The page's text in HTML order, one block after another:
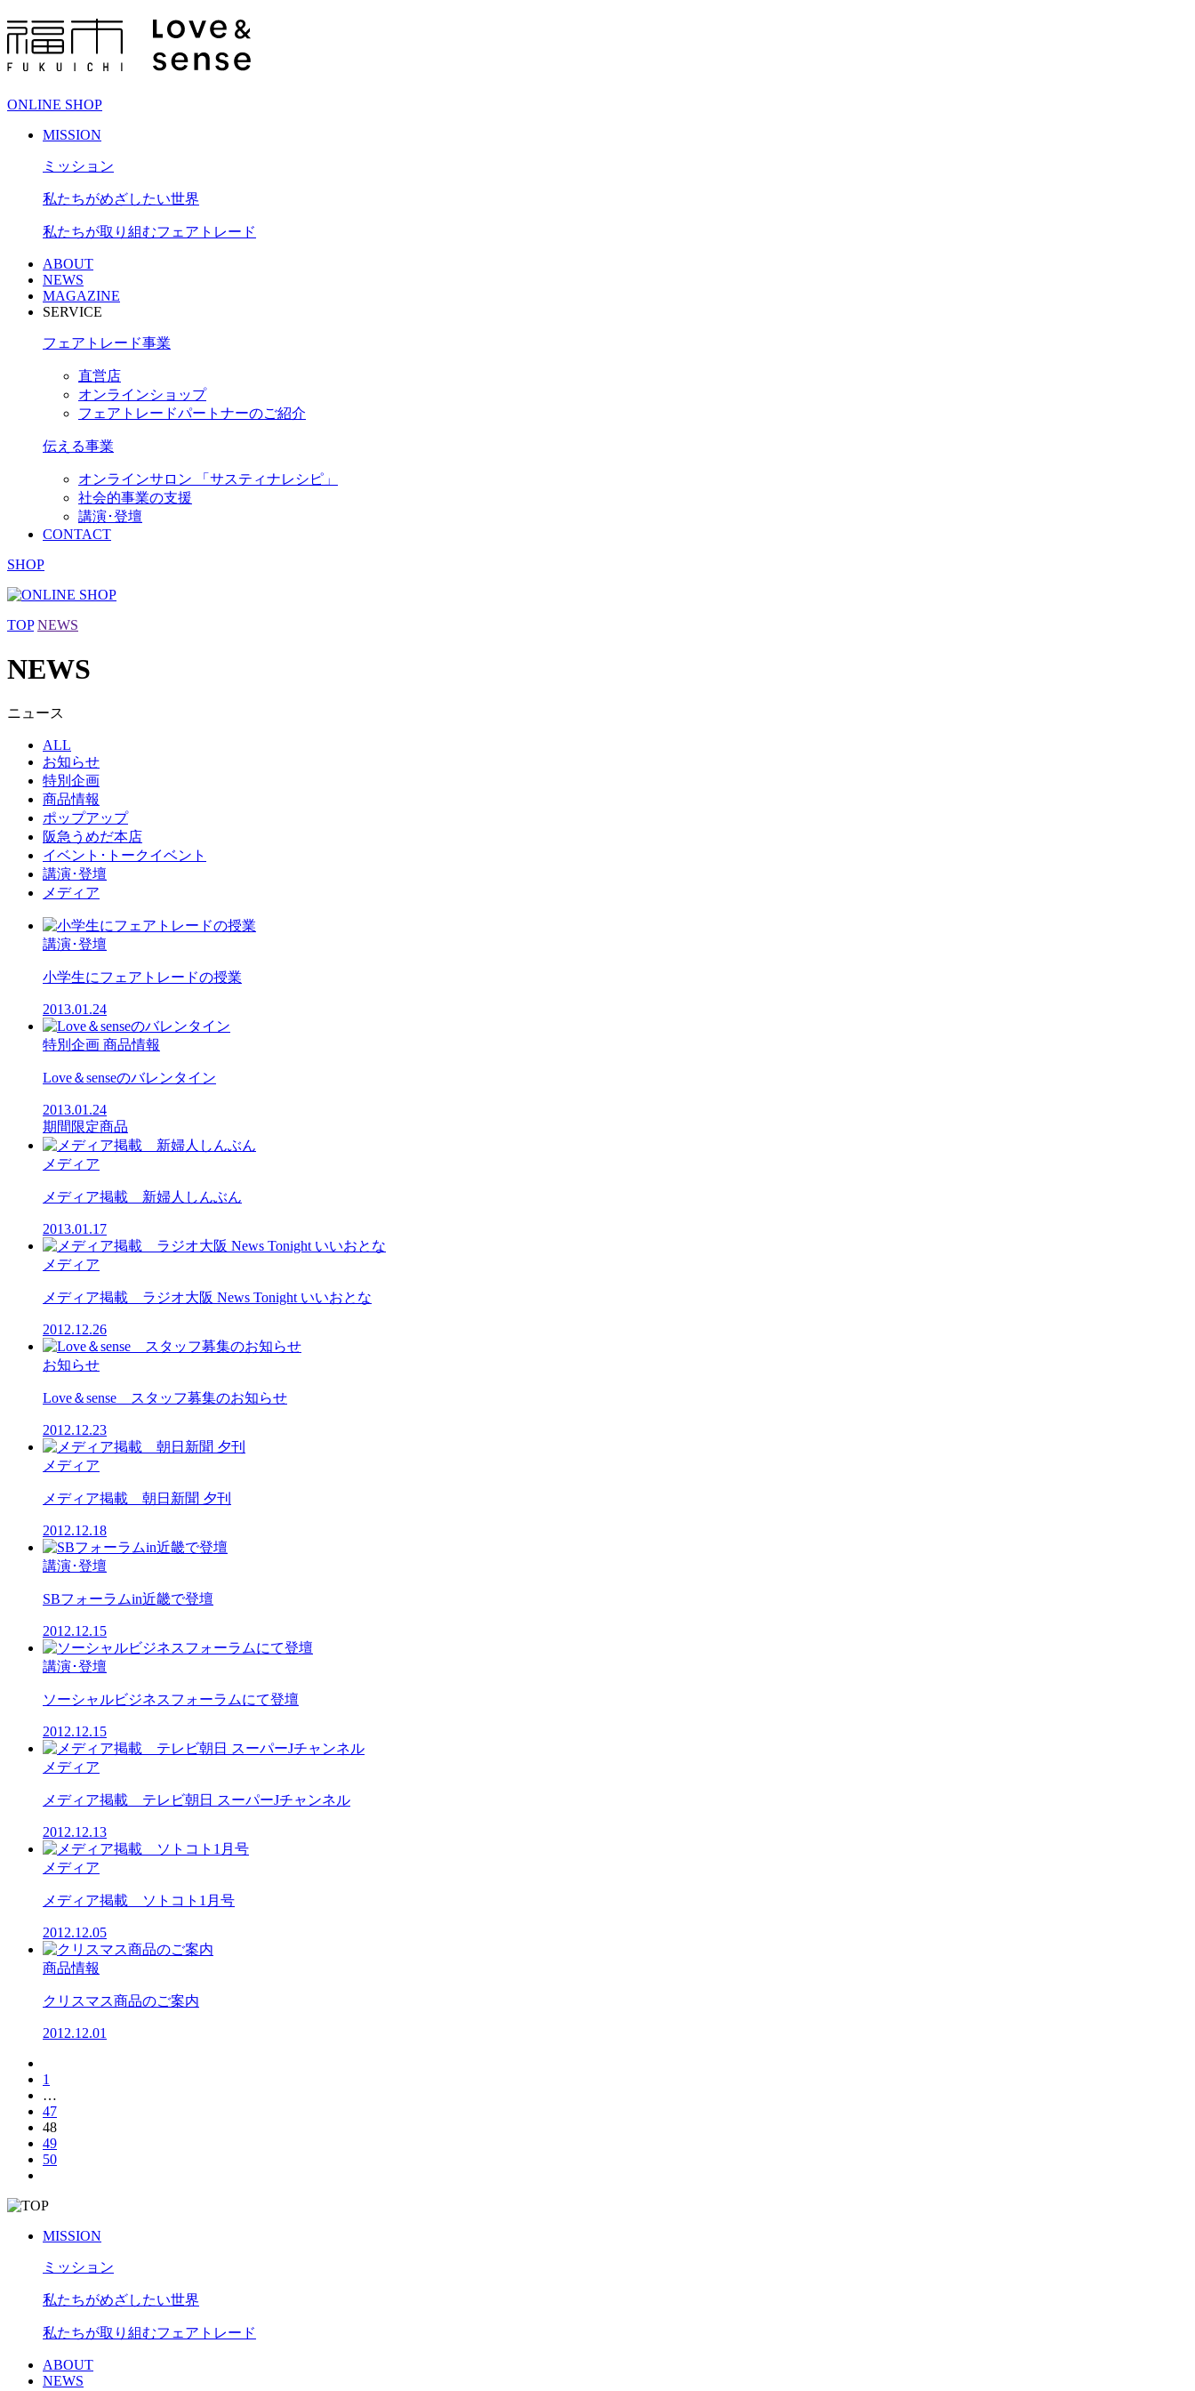
ONLINE SHOP
MISSION
ミッション
私たちがめざしたい世界
私たちが取り組むフェアトレード
ABOUT
NEWS
MAGAZINE
SERVICE
フェアトレード事業
直営店
オンラインショップ
フェアトレードパートナーのご紹介
伝える事業
オンラインサロン 「サスティナレシピ」
社会的事業の支援
講演･登壇
CONTACT
SHOP
TOP NEWS
NEWS
ニュース
ALL
お知らせ
特別企画
商品情報
ポップアップ
阪急うめだ本店
イベント･トークイベント
講演･登壇
メディア
講演･登壇
小学生にフェアトレードの授業
2013.01.24
特別企画 商品情報
Love＆senseのバレンタイン
2013.01.24
期間限定商品
メディア
メディア掲載 新婦人しんぶん
2013.01.17
メディア
メディア掲載 ラジオ大阪 News Tonight いいおとな
2012.12.26
お知らせ
Love＆sense スタッフ募集のお知らせ
2012.12.23
メディア
メディア掲載 朝日新聞 夕刊
2012.12.18
講演･登壇
SBフォーラムin近畿で登壇
2012.12.15
講演･登壇
ソーシャルビジネスフォーラムにて登壇
2012.12.15
メディア
メディア掲載 テレビ朝日 スーパーJチャンネル
2012.12.13
メディア
メディア掲載 ソトコト1月号
2012.12.05
商品情報
クリスマス商品のご案内
2012.12.01
ジ
1
…
47
48
49
50
MISSION
ミッション
私たちがめざしたい世界
私たちが取り組むフェアトレード
ABOUT
NEWS